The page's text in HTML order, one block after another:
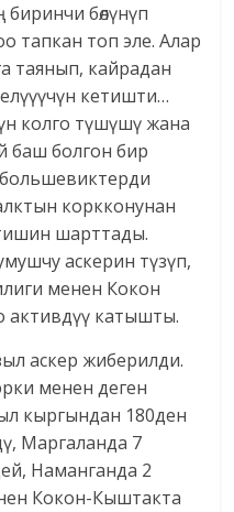
бөлүнүп
тапкан топ эле. Алар
таянып, кайрадан
кетишти…
колго түшүшү жана
баш болгон бир
большевиктерди
коркконунан
шарттады.
аскерин түзүп,
менен Кокон
активдүү катышты.
аскер жиберилди.
менен деген
кыргындан 180ден
Маргаланда 7
Наманганда 2
Кокон-Кыштакта